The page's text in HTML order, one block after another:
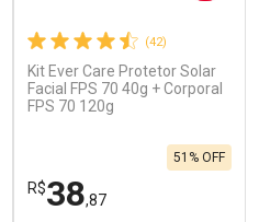
(42)
Kit Ever Care Protetor Solar
Facial FPS 70 40g + Corporal
FPS 70 120g
R$38,87
51% OFF